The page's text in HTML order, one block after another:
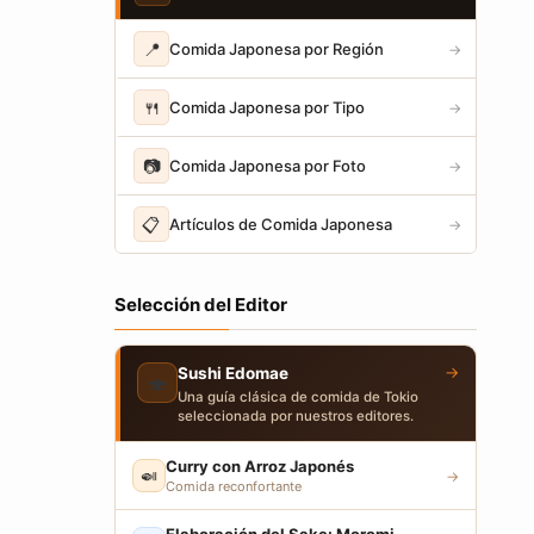
📍 Comida Japonesa por Región →
🍴 Comida Japonesa por Tipo →
📷 Comida Japonesa por Foto →
📋 Artículos de Comida Japonesa →
Selección del Editor
🍣 Sushi Edomae
Una guía clásica de comida de Tokio
seleccionada por nuestros editores.
→
🍛 Curry con Arroz Japonés
Comida reconfortante
→